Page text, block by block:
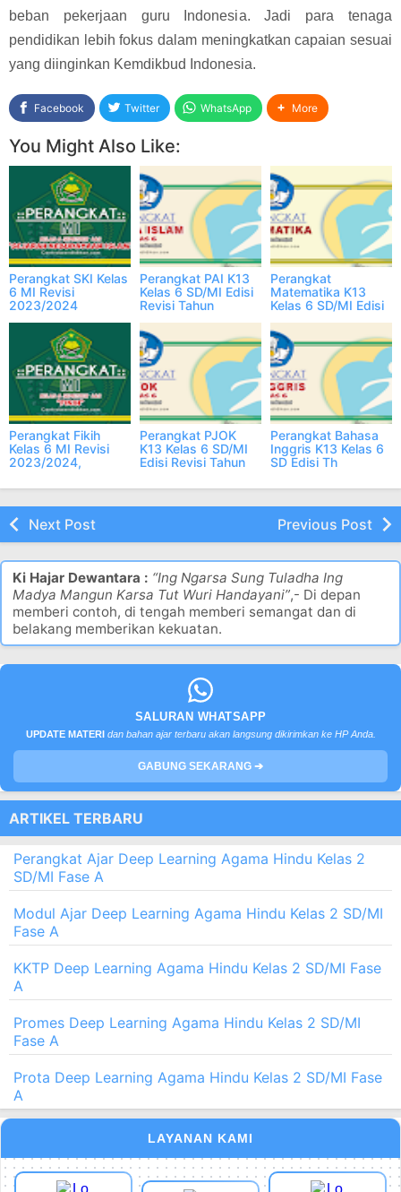
beban pekerjaan guru Indonesia. Jadi para tenaga
pendidikan lebih fokus dalam meningkatkan capaian sesuai
yang diinginkan Kemdikbud Indonesia.
Facebook Twitter WhatsApp More
You Might Also Like:
Perangkat SKI Kelas
6 MI Revisi
2023/2024
Lengkap
Perangkat PAI K13
Kelas 6 SD/MI Edisi
Revisi Tahun
Perangkat
Matematika K13
Kelas 6 SD/MI Edisi
2023/2024
Perangkat Fikih
Kelas 6 MI Revisi
2023/2024,
Perangkat PJOK
K13 Kelas 6 SD/MI
Edisi Revisi Tahun
Perangkat Bahasa
Inggris K13 Kelas 6
SD Edisi Th
Lengkap
Next Post Previous Post
Ki Hajar Dewantara : “Ing Ngarsa Sung Tuladha Ing
Madya Mangun Karsa Tut Wuri Handayani”,- Di depan
memberi contoh, di tengah memberi semangat dan di
belakang memberikan kekuatan.
SALURAN WHATSAPP
UPDATE MATERI dan bahan ajar terbaru akan langsung dikirimkan ke HP Anda.
GABUNG SEKARANG ➔
ARTIKEL TERBARU
Perangkat Ajar Deep Learning Agama Hindu Kelas 2
SD/MI Fase A
Modul Ajar Deep Learning Agama Hindu Kelas 2 SD/MI
Fase A
KKTP Deep Learning Agama Hindu Kelas 2 SD/MI Fase
A
Promes Deep Learning Agama Hindu Kelas 2 SD/MI
Fase A
Prota Deep Learning Agama Hindu Kelas 2 SD/MI Fase
A
LAYANAN KAMI